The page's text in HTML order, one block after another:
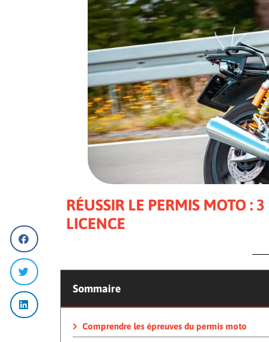
RÉUSSIR LE PERMIS MOTO :
LICENCE
Sommaire
Comprendre les épreuves du permis moto